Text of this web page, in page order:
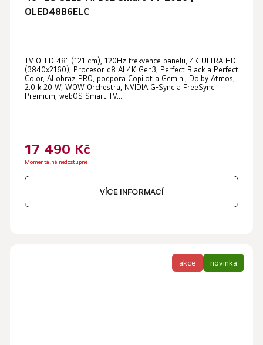
OLED48B6ELC
TV OLED 48" (121 cm), 120Hz frekvence panelu, 4K ULTRA HD
(3840x2160), Procesor α8 AI 4K Gen3, Perfect Black a Perfect
Color, AI obraz PRO, podpora Copilot a Gemini, Dolby Atmos,
2.0 k 20 W, WOW Orchestra, NVIDIA G-Sync a FreeSync
Premium, webOS Smart TV...
17 490 Kč
Momentálně nedostupné
VÍCE INFORMACÍ
akce novinka